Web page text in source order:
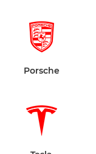
Porsche